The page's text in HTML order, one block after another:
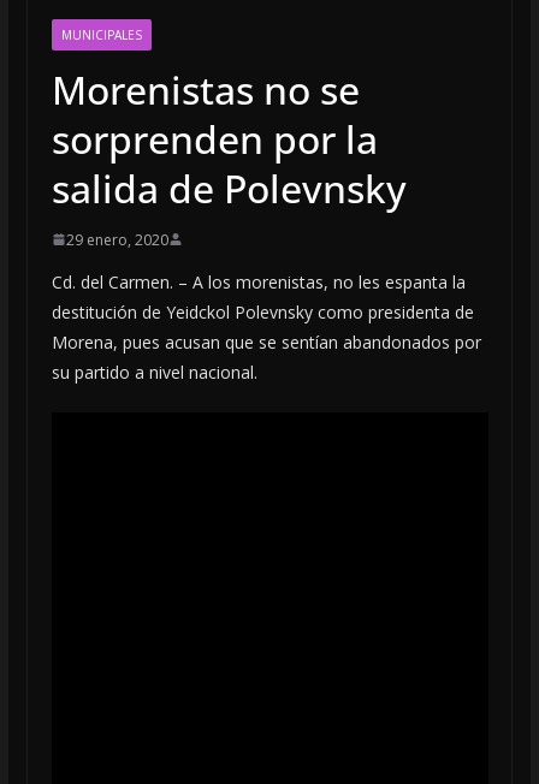
MUNICIPALES
Morenistas no se
sorprenden por la
salida de Polevnsky
29 enero, 2020
Cd. del Carmen. – A los morenistas, no les espanta la
destitución de Yeidckol Polevnsky como presidenta de
Morena, pues acusan que se sentían abandonados por
su partido a nivel nacional.